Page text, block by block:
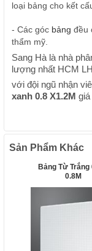
loại bảng cho kết
- Các góc bảng đều
thẩm mỹ.
Sang Hà là nhà
lượng nhất HCM
với đội ngũ nhận
xanh 0.8 X1.2M
Sản Phẩm Khác
Bảng Từ Trắng
0.8M